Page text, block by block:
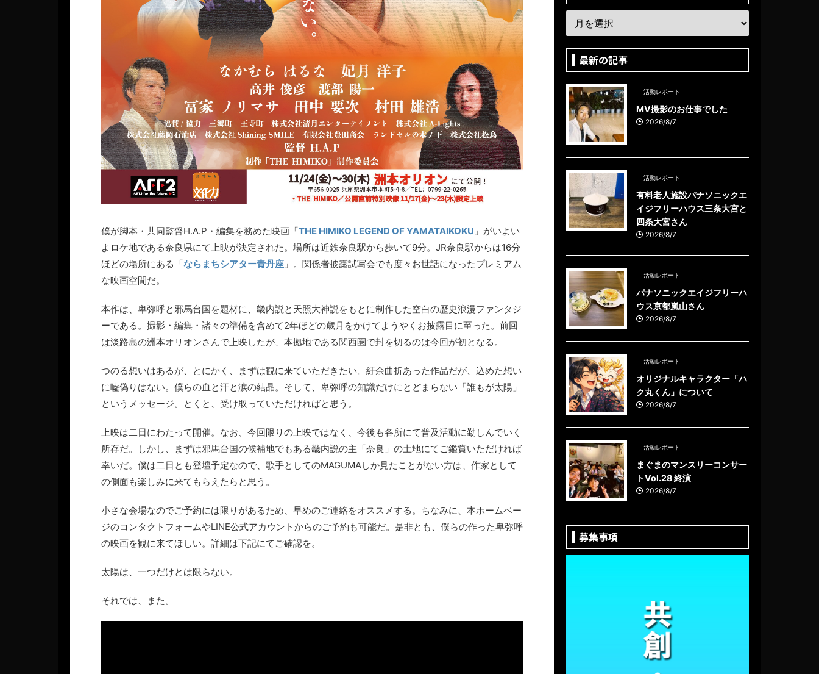
僕が脚本・共同監督H.A.P・編集を務めた映画「THE HIMIKO LEGEND OF YAMATAIKOKU 」がいよい
よロケ地である奈良県にて上映が決定された。場所は近鉄奈良駅から歩いて9分。JR奈良駅からは16分
ほどの場所にある「ならまちシアター青丹座 」。関係者披露試写会でも度々お世話になったプレミアム
な映画空間だ。
本作は、卑弥呼と邪馬台国を題材に、畿内説と天照大神説をもとに制作した空白の歴史浪漫ファンタジ
ーである。撮影・編集・諸々の準備を含めて2年ほどの歳月をかけてようやくお披露目に至った。前回
は淡路島の洲本オリオンさんで上映したが、本拠地である関西圏で封を切るのは今回が初となる。
つのる想いはあるが、とにかく、まずは観に来ていただきたい。紆余曲折あった作品だが、込めた想い
に嘘偽りはない。僕らの血と汗と涙の結晶。そして、卑弥呼の知識だけにとどまらない「誰もが太陽」
というメッセージ。とくと、受け取っていただければと思う。
上映は二日にわたって開催。なお、今回限りの上映ではなく、今後も各所にて普及活動に勤しんでいく
所存だ。しかし、まずは邪馬台国の候補地でもある畿内説の主「奈良」の土地にてご鑑賞いただければ
幸いだ。僕は二日とも登壇予定なので、歌手としてのMAGUMAしか見たことがない方は、作家として
の側面も楽しみに来てもらえたらと思う。
小さな会場なのでご予約には限りがあるため、早めのご連絡をオススメする。ちなみに、本ホームペー
ジのコンタクトフォームやLINE公式アカウントからのご予約も可能だ。是非とも、僕らの作った卑弥呼
の映画を観に来てほしい。詳細は下記にてご確認を。
太陽は、一つだけとは限らない。
それでは、また。
最新の記事
活動レポート
MV撮影のお仕事でした
2026/8/7
活動レポート
有料老人施設パナソニックエ
イジフリーハウス三条大宮と
四条大宮さん
2026/8/7
活動レポート
パナソニックエイジフリーハ
ウス京都嵐山さん
2026/8/7
活動レポート
オリジナルキャラクター「ハ
ク丸くん」について
2026/8/7
活動レポート
まぐまのマンスリーコンサー
トVol.28 終演
2026/8/7
募集事項